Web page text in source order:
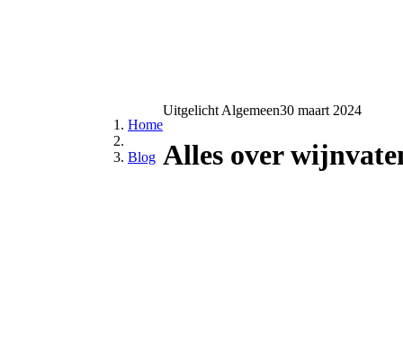
Home
Blog
Uitgelicht Algemeen30 maart 2024
Alles over